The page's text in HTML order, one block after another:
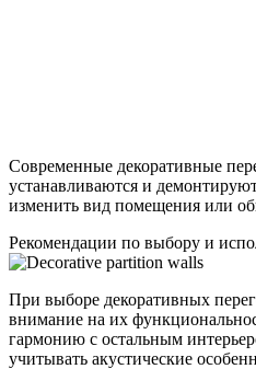
Современные декоративные
устанавливаются и
изменить вид помещения или
Рекомендации по выбору и
При выборе декоративных
внимание на их
гармонию с остальным
учитывать акустические